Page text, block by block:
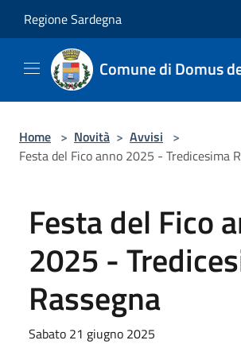
Regione Sardegna
Comune di Domus
Home > Novità > Avvisi >
Festa del Fico anno 2025 - Tredicesima
Festa del Fico
2025 -
Rassegna
Sabato 21 giugno 2025